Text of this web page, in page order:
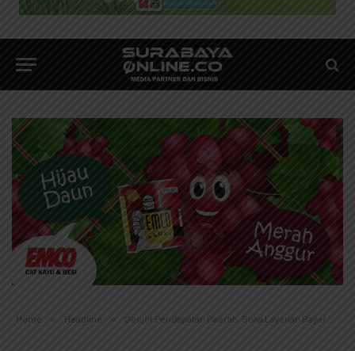
Home » Headline » Genjot Pendapatan Daerah, Buka Layanan Bayar PKB-PBB di CFD